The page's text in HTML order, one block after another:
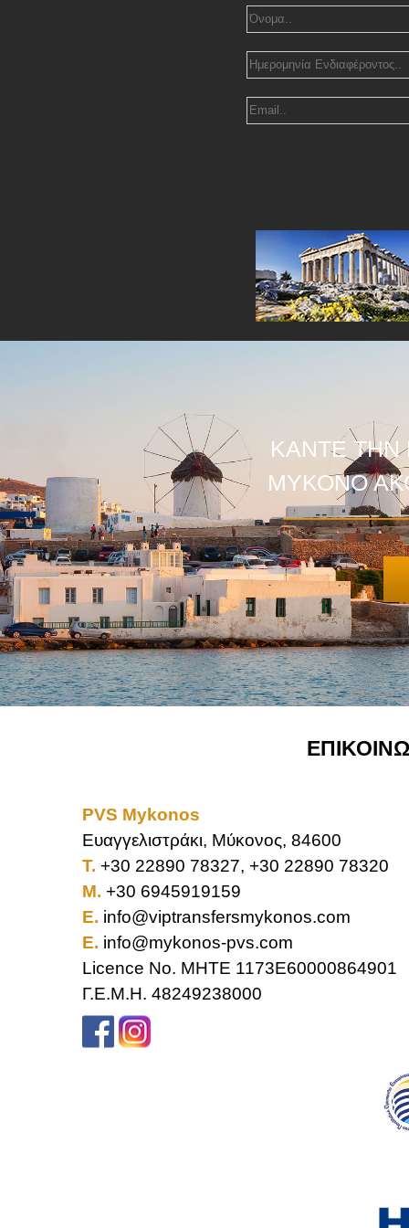
ΚΑΝΤΕ ΤΗΝ
ΜΥΚΟΝΟ
PVS Mykonos
Ευαγγελιστράκι, Μύκονος, 84600
T. +30 22890 78327, +30 22890 78320
M. +30 6945919159
E. info@viptransfersmykonos.com
E. info@mykonos-pvs.com
Licence No. MHTE 1173E60000864901
Γ.Ε.Μ.Η. 48249238000